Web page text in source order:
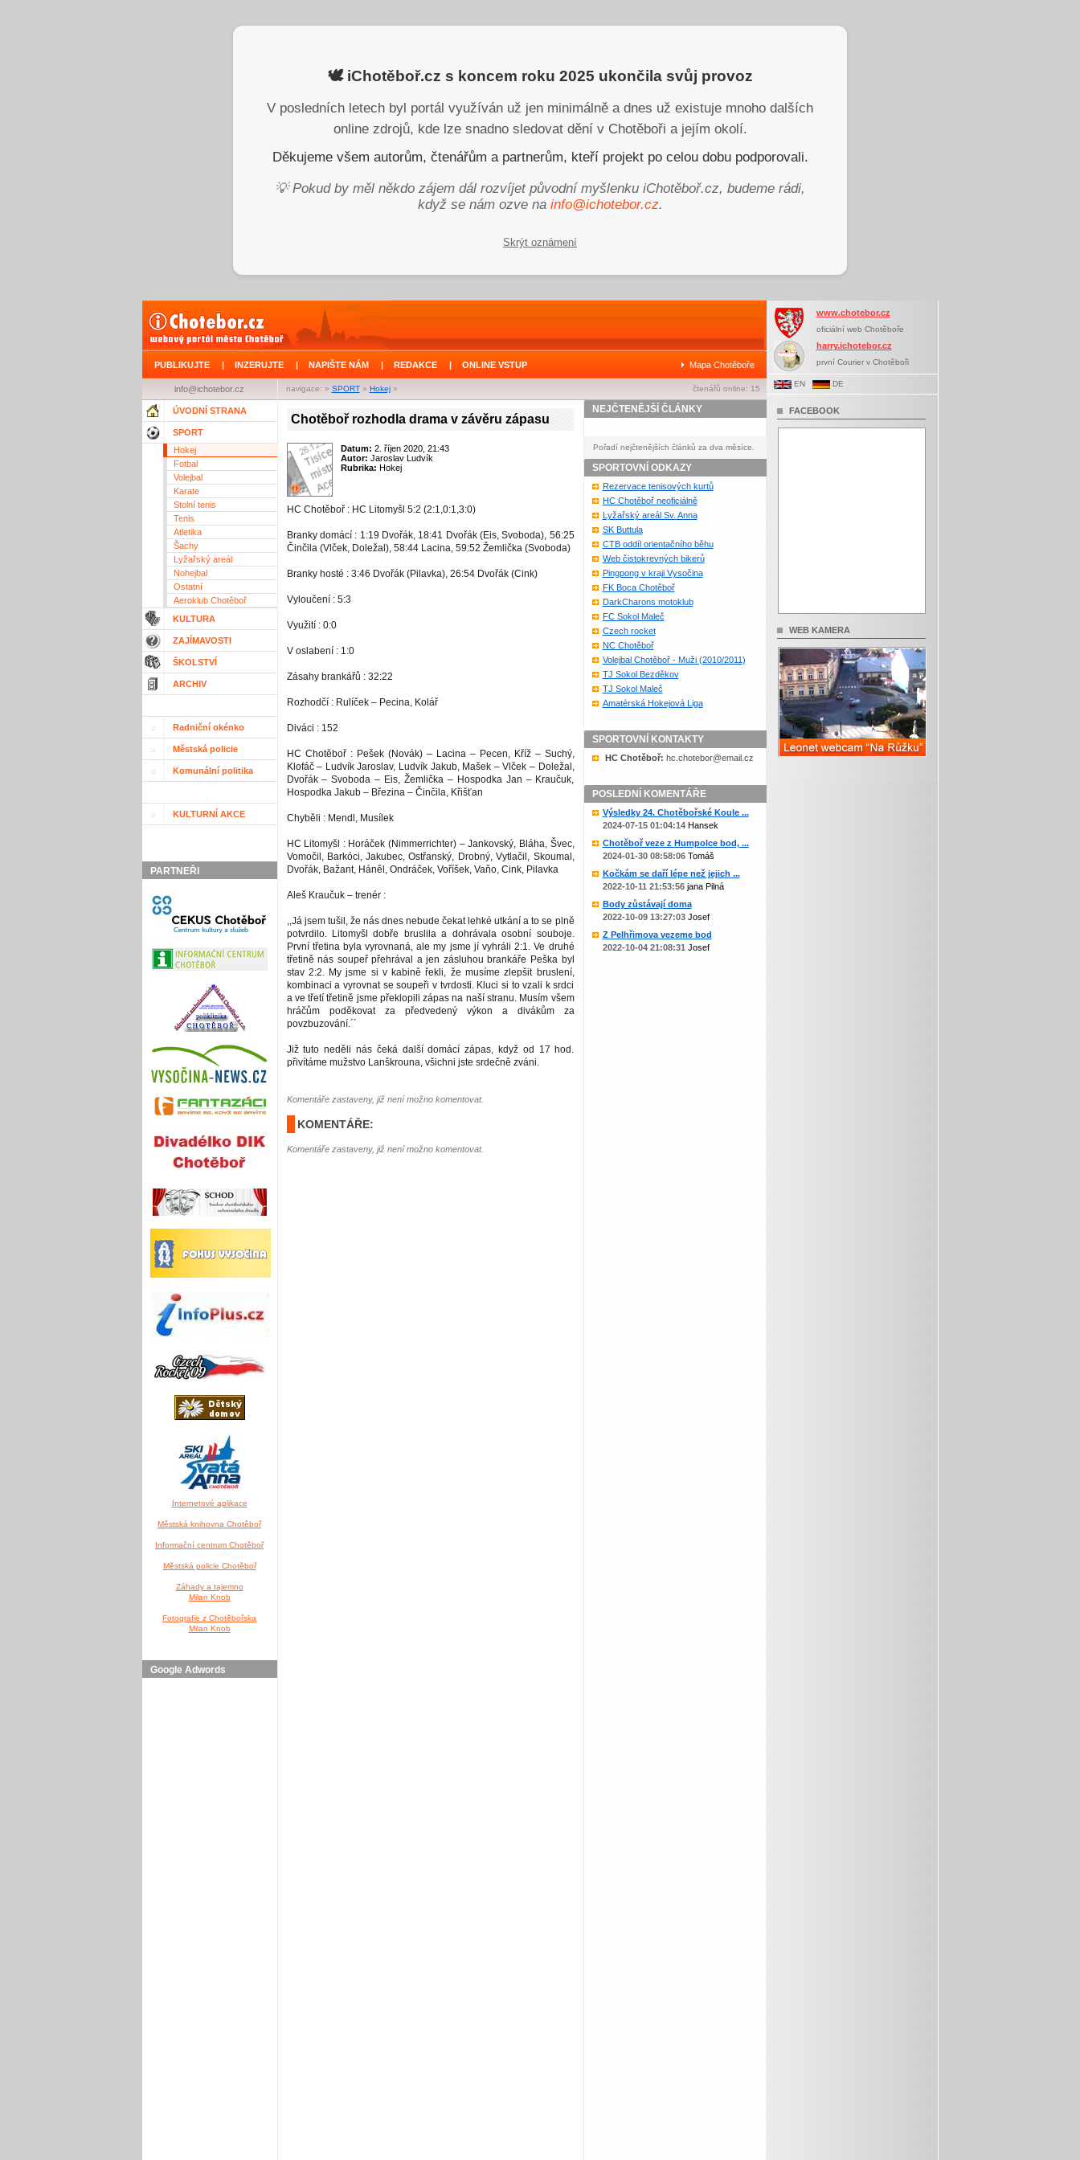
🕊️ iChotěboř.cz s koncem roku 2025 ukončila svůj provoz
V posledních letech byl portál využíván už jen minimálně a dnes už existuje mnoho dalších
online zdrojů, kde lze snadno sledovat dění v Chotěboři a jejím okolí.
Děkujeme všem autorům, čtenářům a partnerům, kteří projekt po celou dobu podporovali.
💡 Pokud by měl někdo zájem dál rozvíjet původní myšlenku iChotěboř.cz, budeme rádi,
když se nám ozve na info@ichotebor.cz.
Skrýt oznámení
PUBLIKUJTE | INZERUJTE | NAPIŠTE NÁM | REDAKCE | ONLINE VSTUP Mapa Chotěboře
navigace: » SPORT» Hokej» čtenářů online: 15
info@ichotebor.cz
ÚVODNÍ STRANA
SPORT
Hokej
Fotbal
Volejbal
Karate
Stolní tenis
Tenis
Atletika
Šachy
Lyžařský areál
Nohejbal
Ostatní
Aeroklub Chotěboř
KULTURA
ZAJÍMAVOSTI
ŠKOLSTVÍ
ARCHIV
Radniční okénko
Městská policie
Komunální politika
KULTURNÍ AKCE
PARTNEŘI
Internetové aplikace
Městská knihovna Chotěboř
Informační centrum Chotěboř
Městská policie Chotěboř
Záhady a tajemno
Milan Knob
Fotografie z Chotěbořska
Milan Knob
Google Adwords
Chotěboř rozhodla drama v závěru zápasu
Datum: 2. říjen 2020, 21:43
Autor: Jaroslav Ludvík
Rubrika: Hokej
HC Chotěboř : HC Litomyšl 5:2 (2:1,0:1,3:0)
Branky domácí : 1:19 Dvořák, 18:41 Dvořák (Eis, Svoboda), 56:25
Činčila (Vlček, Doležal), 58:44 Lacina, 59:52 Žemlička (Svoboda)
Branky hosté : 3:46 Dvořák (Pilavka), 26:54 Dvořák (Cink)
Vyloučení : 5:3
Využití : 0:0
V oslabení : 1:0
Zásahy brankářů : 32:22
Rozhodčí : Rulíček – Pecina, Kolář
Diváci : 152
HC Chotěboř : Pešek (Novák) – Lacina – Pecen, Kříž – Suchý,
Klofáč – Ludvík Jaroslav, Ludvík Jakub, Mašek – Vlček – Doležal,
Dvořák – Svoboda – Eis, Žemlička – Hospodka Jan – Kraučuk,
Hospodka Jakub – Březina – Činčila, Křišťan
Chyběli : Mendl, Musílek
HC Litomyšl : Horáček (Nimmerrichter) – Jankovský, Bláha, Švec,
Vomočil, Barkóci, Jakubec, Ostřanský, Drobný, Vytlačil, Skoumal,
Dvořák, Bažant, Háněl, Ondráček, Voříšek, Vaňo, Cink, Pilavka
Aleš Kraučuk – trenér :
,,Já jsem tušil, že nás dnes nebude čekat lehké utkání a to se plně
potvrdilo. Litomyšl dobře bruslila a dohrávala osobní souboje.
První třetina byla vyrovnaná, ale my jsme jí vyhráli 2:1. Ve druhé
třetině nás soupeř přehrával a jen zásluhou brankáře Peška byl
stav 2:2. My jsme si v kabině řekli, že musíme zlepšit bruslení,
kombinaci a vyrovnat se soupeři v tvrdosti. Kluci si to vzali k srdci
a ve třetí třetině jsme překlopili zápas na naší stranu. Musím všem
hráčům poděkovat za předvedený výkon a divákům za
povzbuzování.´´
Již tuto neděli nás čeká další domácí zápas, když od 17 hod.
přivítáme mužstvo Lanškrouna, všichni jste srdečně zváni.
Komentáře zastaveny, již není možno komentovat.
KOMENTÁŘE:
Komentáře zastaveny, již není možno komentovat.
NEJČTENĚJŠÍ ČLÁNKY
Pořadí nejčtenějších článků za dva měsíce.
SPORTOVNÍ ODKAZY
Rezervace tenisových kurtů
HC Chotěboř neoficiálně
Lyžařský areál Sv. Anna
SK Buttula
CTB oddíl orientačního běhu
Web čistokrevných bikerů
Pingpong v kraji Vysočina
FK Boca Chotěboř
DarkCharons motoklub
FC Sokol Maleč
Czech rocket
NC Chotěboř
Volejbal Chotěboř - Muži (2010/2011)
TJ Sokol Bezděkov
TJ Sokol Maleč
Amatérská Hokejová Liga
SPORTOVNÍ KONTAKTY
HC Chotěboř: zc.liame@robetohc.ch
POSLEDNÍ KOMENTÁŘE
Výsledky 24. Chotěbořské Koule ...
2024-07-15 01:04:14Hansek
Chotěboř veze z Humpolce bod, ...
2024-01-30 08:58:06Tomáš
Kočkám se daří lépe než jejich ...
2022-10-11 21:53:56jana Pilná
Body zůstávají doma
2022-10-09 13:27:03Josef
Z Pelhřimova vezeme bod
2022-10-04 21:08:31 Josef
www.chotebor.cz
oficiální web Chotěboře
harry.ichotebor.cz
první Courier v Chotěboři
EN DE
FACEBOOK
WEB KAMERA